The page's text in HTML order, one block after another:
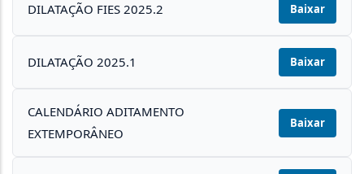
DILATAÇÃO FIES 2025.2 Baixar
DILATAÇÃO 2025.1 Baixar
CALENDÁRIO ADITAMENTO
EXTEMPORÂNEO
Baixar